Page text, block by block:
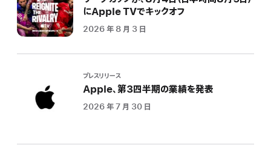
にApple TVでキックオフ
2026 年 8 月 3 日
プレスリリース
Apple、第3四半期の業績を発表
2026 年 7 月 30 日